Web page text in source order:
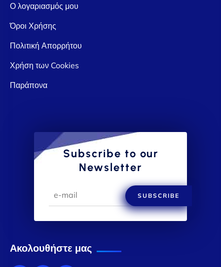
Ο λογαριασμός μου
Όροι Χρήσης
Πολιτική Απορρήτου
Χρήση των Cookies
Παράπονα
Subscribe to our
Newsletter
SUBSCRIBE
Ακολουθήστε μας